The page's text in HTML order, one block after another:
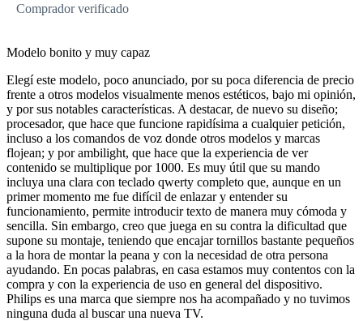
Comprador verificado
Modelo bonito y muy capaz
Elegí este modelo, poco anunciado, por su poca diferencia de precio
frente a otros modelos visualmente menos estéticos, bajo mi opinión,
y por sus notables características. A destacar, de nuevo su diseño;
procesador, que hace que funcione rapidísima a cualquier petición,
incluso a los comandos de voz donde otros modelos y marcas
flojean; y por ambilight, que hace que la experiencia de ver
contenido se multiplique por 1000. Es muy útil que su mando
incluya una clara con teclado qwerty completo que, aunque en un
primer momento me fue difícil de enlazar y entender su
funcionamiento, permite introducir texto de manera muy cómoda y
sencilla. Sin embargo, creo que juega en su contra la dificultad que
supone su montaje, teniendo que encajar tornillos bastante pequeños
a la hora de montar la peana y con la necesidad de otra persona
ayudando. En pocas palabras, en casa estamos muy contentos con la
compra y con la experiencia de uso en general del dispositivo.
Philips es una marca que siempre nos ha acompañado y no tuvimos
ninguna duda al buscar una nueva TV.